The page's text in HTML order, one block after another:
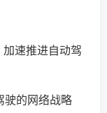
速推进自动驾
驶的网络战略